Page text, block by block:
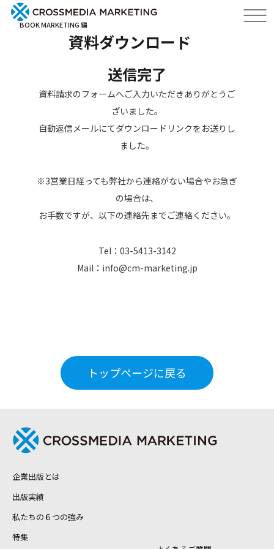
BOOK MARKETING 編
資料ダウンロード
送信完了
資料請求のフォームへご入力いただきありがとうご
ざいました。
自動返信メールにてダウンロードリンクをお送りし
ました。
※3営業日経っても弊社から連絡がない場合やお急ぎ
の場合は、
お手数ですが、以下の連絡先までご連絡ください。
Tel：03-5413-3142
Mail：info@cm-marketing.jp
トップページに戻る
企業出版とは
出版実績
私たちの６つの強み
特集